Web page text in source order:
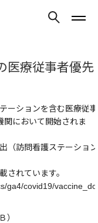
医療従事者優先
ーションを含む医療従事
において開始されま
（訪問看護ステーション
されています。
covid19/vaccine_do
）